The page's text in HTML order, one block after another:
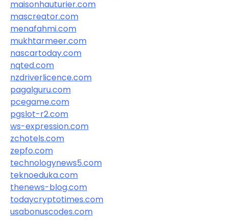
maisonhauturier.com
mascreator.com
menafahmi.com
mukhtarmeer.com
nascartoday.com
nqted.com
nzdriverlicence.com
pagalguru.com
pcegame.com
pgslot-r2.com
ws-expression.com
zchotels.com
zepfo.com
technologynews5.com
teknoeduka.com
thenews-blog.com
todaycryptotimes.com
usabonuscodes.com